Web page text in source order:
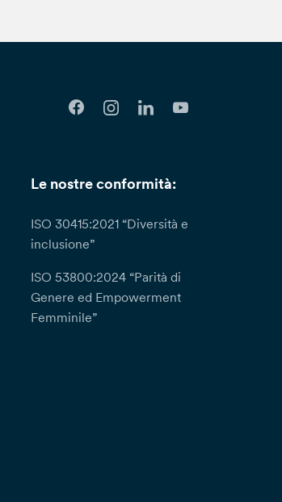
Le nostre conformità:
ISO 30415:2021 “Diversità e
inclusione”
ISO 53800:2024 “Parità di
Genere ed Empowerment
Femminile”